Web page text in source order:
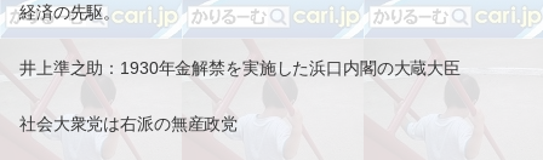
経済の先駆。
井上準之助：1930年金解禁を実施した浜口内閣の大蔵大臣
社会大衆党は右派の無産政党